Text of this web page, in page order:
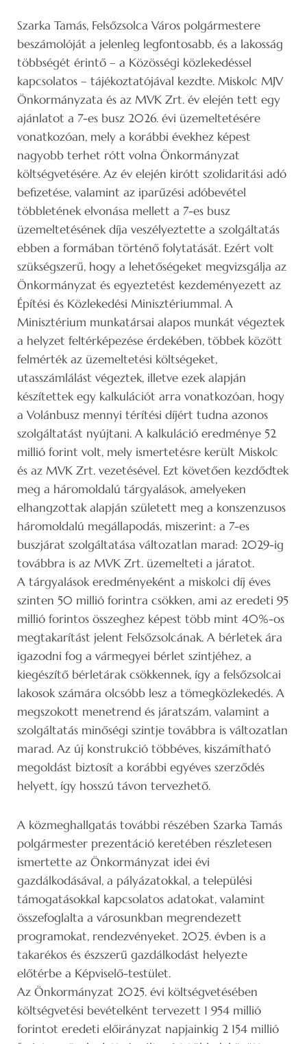
Szarka Tamás, Felsőzsolca Város polgármestere
beszámolóját a jelenleg legfontosabb, és a lakosság
többségét érintő – a Közösségi közlekedéssel
kapcsolatos – tájékoztatójával kezdte. Miskolc MJV
Önkormányzata és az MVK Zrt. év elején tett egy
ajánlatot a 7-es busz 2026. évi üzemeltetésére
vonatkozóan, mely a korábbi évekhez képest
nagyobb terhet rótt volna Önkormányzat
költségvetésére. Az év elején kirótt szolidaritási adó
befizetése, valamint az iparűzési adóbevétel
többletének elvonása mellett a 7-es busz
üzemeltetésének díja veszélyeztette a szolgáltatás
ebben a formában történő folytatását. Ezért volt
szükségszerű, hogy a lehetőségeket megvizsgálja az
Önkormányzat és egyeztetést kezdeményezett az
Építési és Közlekedési Minisztériummal. A
Minisztérium munkatársai alapos munkát végeztek
a helyzet feltérképezése érdekében, többek között
felmérték az üzemeltetési költségeket,
utasszámlálást végeztek, illetve ezek alapján
készítettek egy kalkulációt arra vonatkozóan, hogy
a Volánbusz mennyi térítési díjért tudna azonos
szolgáltatást nyújtani. A kalkuláció eredménye 52
millió forint volt, mely ismertetésre került Miskolc
és az MVK Zrt. vezetésével. Ezt követően kezdődtek
meg a háromoldalú tárgyalások, amelyeken
elhangzottak alapján született meg a konszenzusos
háromoldalú megállapodás, miszerint: a 7-es
buszjárat szolgáltatása változatlan marad: 2029-ig
továbbra is az MVK Zrt. üzemelteti a járatot.
A tárgyalások eredményeként a miskolci díj éves
szinten 50 millió forintra csökken, ami az eredeti 95
millió forintos összeghez képest több mint 40%-os
megtakarítást jelent Felsőzsolcának. A bérletek ára
igazodni fog a vármegyei bérlet szintjéhez, a
kiegészítő bérletárak csökkennek, így a felsőzsolcai
lakosok számára olcsóbb lesz a tömegközlekedés. A
megszokott menetrend és járatszám, valamint a
szolgáltatás minőségi szintje továbbra is változatlan
marad. Az új konstrukció többéves, kiszámítható
megoldást biztosít a korábbi egyéves szerződés
helyett, így hosszú távon tervezhető.
A közmeghallgatás további részében Szarka Tamás
polgármester prezentáció keretében részletesen
ismertette az Önkormányzat idei évi
gazdálkodásával, a pályázatokkal, a települési
támogatásokkal kapcsolatos adatokat, valamint
összefoglalta a városunkban megrendezett
programokat, rendezvényeket. 2025. évben is a
takarékos és észszerű gazdálkodást helyezte
előtérbe a Képviselő-testület.
Az Önkormányzat 2025. évi költségvetésében
költségvetési bevételként tervezett 1 954 millió
forintot eredeti előirányzat napjainkig 2 154 millió